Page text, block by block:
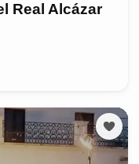
Real Alcázar